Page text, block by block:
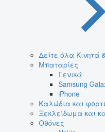
Δείτε όλα Κινητά
Μπαταρίες
Γενικά
Samsung
iPhone
Καλώδια και
Ξεκλείδωμα και
Οθόνες